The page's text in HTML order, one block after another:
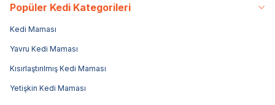
Popüler Kedi Kategorileri
Kedi Maması
Yavru Kedi Maması
Kısırlaştırılmış Kedi Maması
Yetişkin Kedi Maması